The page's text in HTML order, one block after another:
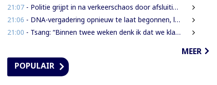
21:07 - Politie grijpt in na verkeerschaos door afsluiting Domineestraat
21:06 - DNA-vergadering opnieuw te laat begonnen, leden eisen aanpak laatkomers
21:00 - Tsang: “Binnen twee weken denk ik dat we klaar moeten zijn met werkzaamheden Domineestraat”
MEER
POPULAIR